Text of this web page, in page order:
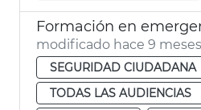
modificado hace 9 meses
SEGURIDAD CIUDADANA
TODAS LAS AUDIENCIAS